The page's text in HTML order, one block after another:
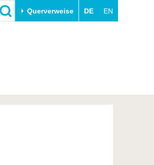
Querverweise DE EN